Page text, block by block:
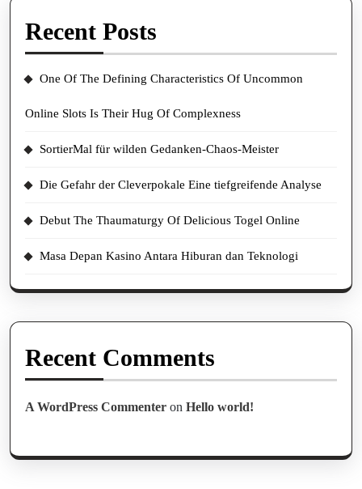
Recent Posts
One Of The Defining Characteristics Of Uncommon
Online Slots Is Their Hug Of Complexness
SortierMal für wilden Gedanken-Chaos-Meister
Die Gefahr der Cleverpokale Eine tiefgreifende Analyse
Debut The Thaumaturgy Of Delicious Togel Online
Masa Depan Kasino Antara Hiburan dan Teknologi
Recent Comments
A WordPress Commenter on Hello world!